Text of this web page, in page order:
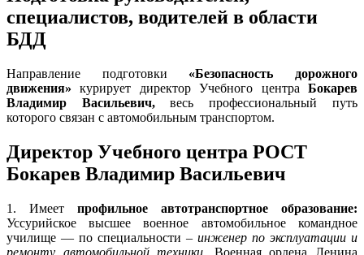
специалистов, водителей в области
БДД
Направление подготовки «Безопасность дорожного
движения» курирует директор Учебного центра Бокарев
Владимир Васильевич,весь профессиональный путь
которого связан с автомобильным транспортом.
Директор Учебного центра РОСТ
Бокарев Владимир Васильевич
1. Имеет профильное автотранспортное образование:
Уссурийское высшее военное автомобильное командное
училище — по специальности – инженер по эксплуатации и
ремонту автомобильной техники. Военная ордена Ленина